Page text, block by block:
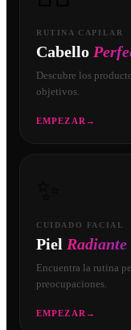
RUTINA CAPILAR
Cabello
Descubre los
objetivos.
EMPEZAR →
CUIDADO FACIAL
Piel Radiante
Encuentra la rutina
preocupaciones.
EMPEZAR →